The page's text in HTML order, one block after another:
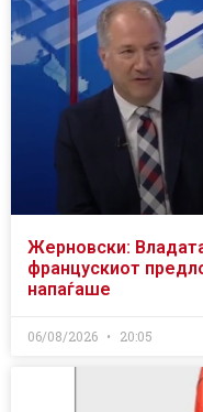
Жерновски:
францускиот
напаѓаше
06/08/2026 20:05